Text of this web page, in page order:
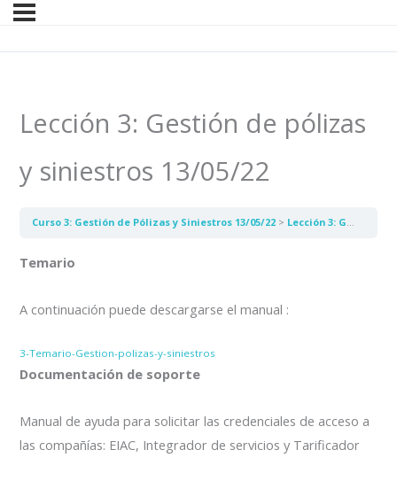
Lección 3: Gestión de pólizas
y siniestros 13/05/22
Curso 3: Gestión de Pólizas y Siniestros 13/05/22 Lección 3: Gestión de pólizas y siniestros 13/05/22
Temario
A continuación puede descargarse el manual :
3-Temario-Gestion-polizas-y-siniestros
Documentación de soporte
Manual de ayuda para solicitar las credenciales de acceso a
las compañías: EIAC, Integrador de servicios y Tarificador